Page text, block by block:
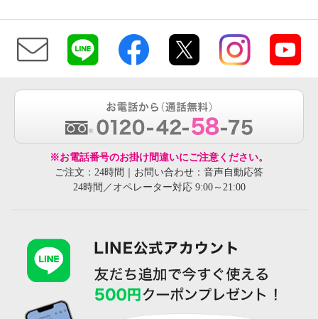
※お電話番号のお掛け間違いにご注意ください。
ご注文：24時間｜お問い合わせ：音声自動応答
24時間／オペレーター対応 9:00～21:00